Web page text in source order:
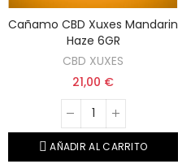
Cañamo CBD Xuxes Mandarin
Haze 6GR
CBD XUXES
21,00 €
AÑADIR AL CARRITO